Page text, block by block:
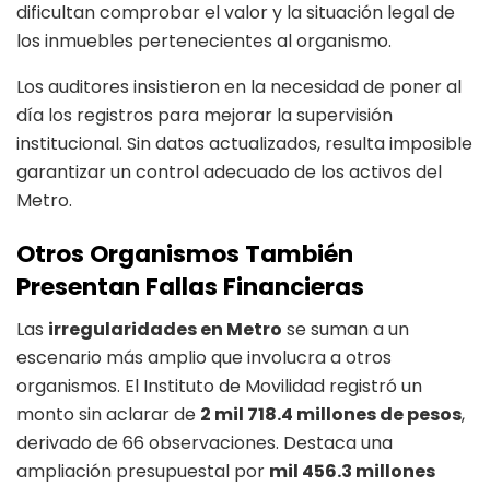
dificultan comprobar el valor y la situación legal de
los inmuebles pertenecientes al organismo.
Los auditores insistieron en la necesidad de poner al
día los registros para mejorar la supervisión
institucional. Sin datos actualizados, resulta imposible
garantizar un control adecuado de los activos del
Metro.
Otros Organismos También
Presentan Fallas Financieras
Las irregularidades en Metro se suman a un
escenario más amplio que involucra a otros
organismos. El Instituto de Movilidad registró un
monto sin aclarar de 2 mil 718.4 millones de pesos,
derivado de 66 observaciones. Destaca una
ampliación presupuestal por mil 456.3 millones